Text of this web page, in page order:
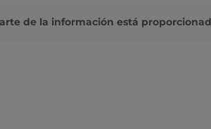
antiguamente de estilo
contemporáneas, atribuidas a los
de la información está